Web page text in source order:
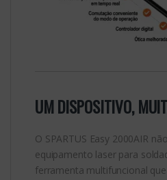
UM DISPOSITIVO,
O SPARTUS Easy 2000AIR
equipamento laser para
ferramenta multifuncional